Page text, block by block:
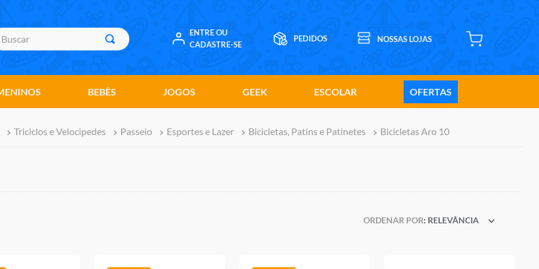
ENTRE OU
CADASTRE-SE
BEBÊS JOGOS GEEK ESCOLAR OFERTAS
Triciclos e Velocipedes Passeio Esportes e Lazer Bicicletas, Patins e Patinetes Bicicletas Aro 10
ORDENAR POR RELEVÂNCIA